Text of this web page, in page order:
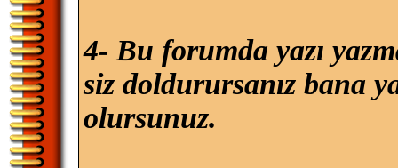
4- Bu forumda yazı
siz doldurursanız bana
olursunuz.